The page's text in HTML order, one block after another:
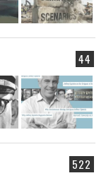
44
522